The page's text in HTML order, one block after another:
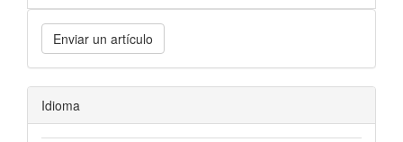
Enviar un artículo
Idioma